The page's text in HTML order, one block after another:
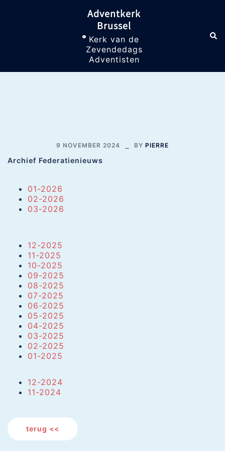
Adventkerk
Brussel
Kerk van de
Zevendedags
Adventisten
9 NOVEMBER 2024 BY PIERRE
Archief Federatienieuws
01-2026
02-2026
03-2026
12-2025
11-2025
10-2025
09-2025
08-2025
07-2025
06-2025
05-2025
04-2025
03-2025
02-2025
01-2025
12-2024
11-2024
terug <<